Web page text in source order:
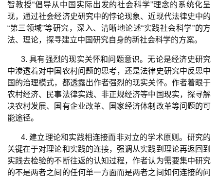
智教授“倡导从中国实际出发的社会科学”理念的系统化呈
现，通过社会经济史研究中的悖论现象、近现代法律史中的
“第三领域”等研究，深入、清晰地论述“实践社会科学”的方
法、理论，探寻建立中国研究自身的新社会科学的方案。
3.具有强烈的现实关怀和问题意识。无论是经济史研究
中渗透着对中国农村问题的思考，还是法律史研究中反思中
国的治理模式，都透露出作者强烈的现实关怀。作者着眼于
农村经济、民事法律实践、非正规经济等中国现实，探寻解
决农村发展、国有企业改革、国家经济体制改革等问题的可
能途径。
4. 建立理论和实践相连接而非对立的学术原则。研究的
关键在于对理论和实践的连接，强调从实践到理论再返回到
实践去检验的不断往返的认知过程，作者认为需要集中研究
的不是两者之间的任何单一方面而是两者之间如何连接的问